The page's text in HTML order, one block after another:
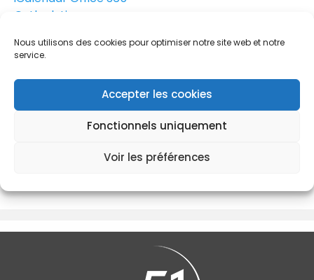
Nous utilisons des cookies pour optimiser notre site web et notre
service.
Accepter les cookies
Fonctionnels uniquement
Voir les préférences
Outlook Live
51 rue Paul Doumer
Formation Spinetix Elementi Niveau 1
Réservations